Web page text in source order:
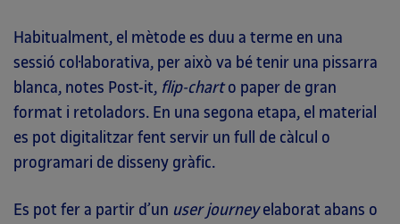
Habitualment, el mètode es duu a terme en una
sessió col·laborativa, per això va bé tenir una pissarra
blanca, notes Post-it, flip-charto paper de gran
format i retoladors. En una segona etapa, el material
es pot digitalitzar fent servir un full de càlcul o
programari de disseny gràfic.
Es pot fer a partir d’un user journeyelaborat abans o